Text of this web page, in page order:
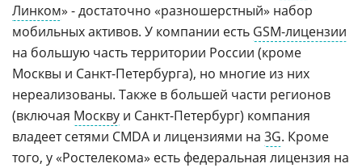
Линком» - достаточно «разношерстный» набор
мобильных активов. У компании есть GSM-лицензии
на большую часть территории России (кроме
Москвы и Санкт-Петербурга), но многие из них
нереализованы. Также в большей части регионов
(включая Москву и Санкт-Петербург) компания
владеет сетями CMDA и лицензиями на 3G. Кроме
того, у «Ростелекома» есть федеральная лицензия на